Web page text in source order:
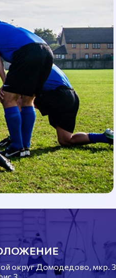
округ Домодедово, мкр.
3